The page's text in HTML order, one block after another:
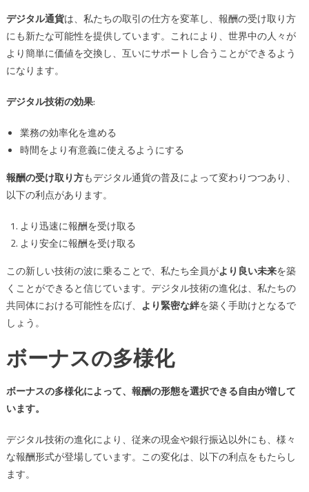
デジタル通貨は、私たちの取引の仕方を変革し、報酬の受け取り方
にも新たな可能性を提供しています。これにより、世界中の人々が
より簡単に価値を交換し、互いにサポートし合うことができるよう
になります。
デジタル技術の効果:
業務の効率化を進める
時間をより有意義に使えるようにする
報酬の受け取り方もデジタル通貨の普及によって変わりつつあり、
以下の利点があります。
より迅速に報酬を受け取る
より安全に報酬を受け取る
この新しい技術の波に乗ることで、私たち全員がより良い未来を築
くことができると信じています。デジタル技術の進化は、私たちの
共同体における可能性を広げ、 より緊密な絆を築く手助けとなるで
しょう。
ボーナスの多様化
ボーナスの多様化によって、報酬の形態を選択できる自由が増して
います。
デジタル技術の進化により、従来の現金や銀行振込以外にも、様々
な報酬形式が登場しています。この変化は、以下の利点をもたらし
ます。